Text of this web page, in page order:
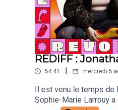
REDIFF :
54:41 mercredi 5
Il est venu le temps
Sophie-Marie Larrouy